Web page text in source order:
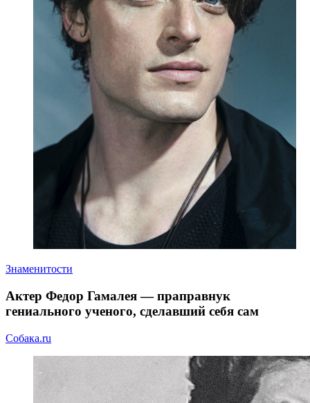
Знаменитости
Актер Федор Гамалея — праправнук
гениального ученого, сделавший себя сам
Собака.ru